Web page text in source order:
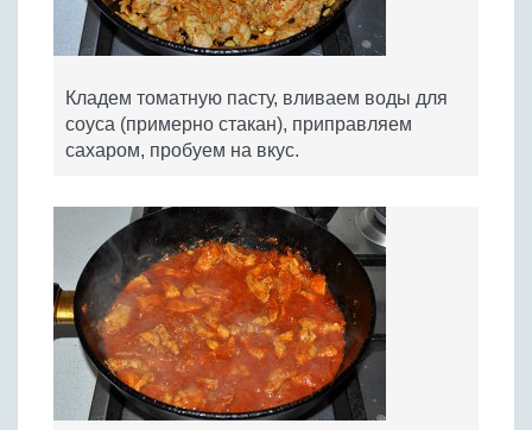
Кладем томатную пасту, вливаем воды для
соуса (примерно стакан), приправляем
сахаром, пробуем на вкус.